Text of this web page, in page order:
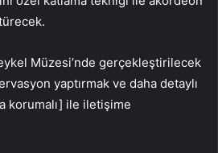
Müzesi’nde gerçekleştirilecek
yaptırmak ve daha detaylı
korumalı] ile iletişime